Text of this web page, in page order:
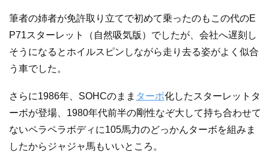
筆者の姉者が免許取り立てで初めて乗ったのもこの代のE
P71スターレット（自然吸気版）でしたが、会社へ遅刻し
そうになるとホイルスピンしながら走り去る姿がよく似合
う車でした。
さらに1986年、SOHCのまま ターボ化したスターレットタ
ーボが登場、1980年代前半の剛性なぞ大して持ち合わせて
ないペラペラボディに105馬力のどっかんターボを組みま
したからジャジャ馬もいいところ。